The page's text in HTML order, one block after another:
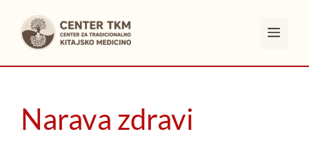
content
Narava zdravi